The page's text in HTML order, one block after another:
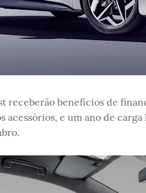
receberão benefícios de
acessórios, e um ano de